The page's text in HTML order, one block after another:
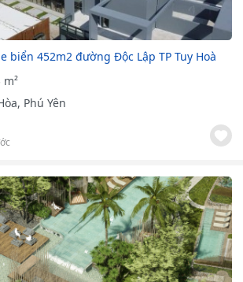
biển 452m2 đường Độc Lập TP Tuy Hoà
m²
Phú Yên